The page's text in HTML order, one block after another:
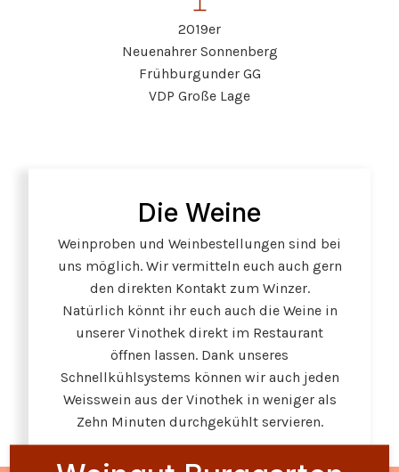
2019er
Neuenahrer Sonnenberg
Frühburgunder GG
VDP Große Lage
Die Weine
Weinproben und Weinbestellungen sind bei
uns möglich. Wir vermitteln euch auch gern
den direkten Kontakt zum Winzer.
Natürlich könnt ihr euch auch die Weine in
unserer Vinothek direkt im Restaurant
öffnen lassen. Dank unseres
Schnellkühlsystems können wir auch jeden
Weisswein aus der Vinothek in weniger als
Zehn Minuten durchgekühlt servieren.